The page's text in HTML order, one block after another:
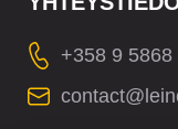
+358 9 5868